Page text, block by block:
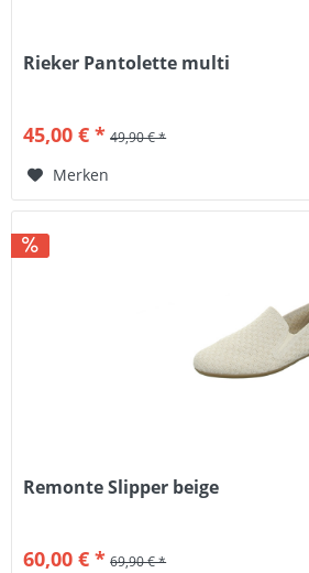
Rieker Pantolette multi
45,00 € * 49,90 € *
Merken
Remonte Slipper beige
60,00 € * 69,90 € *